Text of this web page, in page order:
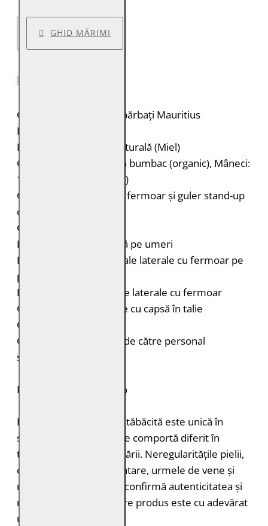
GHID MĂRIMI
Geacă de piele pentru bărbați Mauritius
Brand: Mauritius
Material: 100% piele naturală (Miel)
Căptușeală: Corp: 100% bumbac (organic), Mâneci:
100% poliester (reciclat)
Geacă de piele biker cu fermoar și guler stand-up
cu capsă
Cusături decorative
Inserții din piele elastică pe umeri
Două buzunare orizontale laterale cu fermoar pe
piept
Două buzunare verticale laterale cu fermoar
Curele laterale reglabile cu capsă în talie
Croială: Regular Fit
Curățare: Spălare doar de către personal
specializat
PIELE NATURALĂ: 100%
Fiecare bucată de piele tăbăcită este unică în
structură, grosimea și se comportă diferit în
timpul vopsirii și procesării. Neregularitățile pielii,
cum ar fi petele pigmentare, urmele de vene și
mușcăturile de insecte confirmă autenticitatea și
naturalețea pielii. Fiecare produs este cu adevărat
unic.